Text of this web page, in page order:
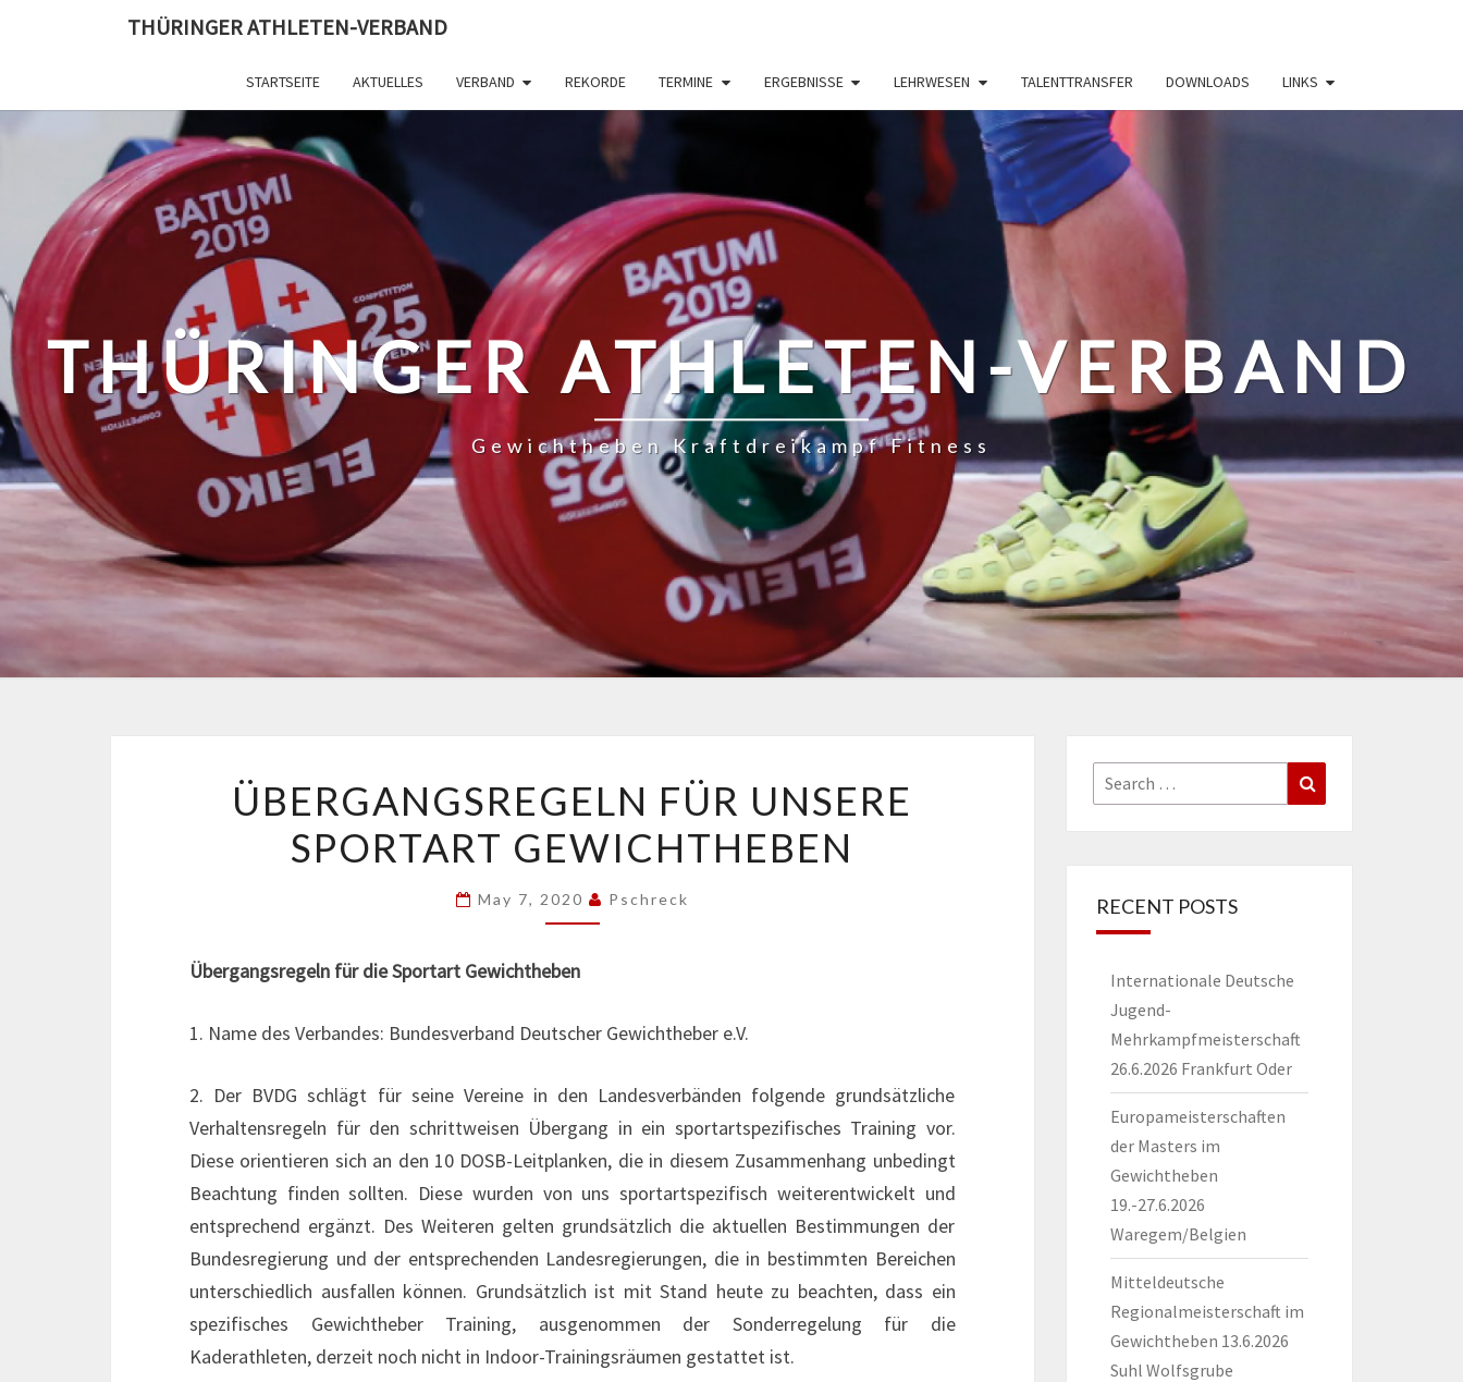
THÜRINGER ATHLETEN-VERBAND
STARTSEITE AKTUELLES VERBAND REKORDE TERMINE ERGEBNISSE LEHRWESEN TALENTTRANSFER DOWNLOADS LINKS
THÜRINGER ATHLETEN-VERBAND
Gewichtheben Kraftdreikampf Fitness
FÜR
UNSERE
SPORTART
GEWICHTHEBEN
ÜBERGANGSREGELN FÜR UNSERE
SPORTART GEWICHTHEBEN
May 7, 2020 Pschreck
Übergangsregeln für die Sportart Gewichtheben
1. Name des Verbandes: Bundesverband Deutscher Gewichtheber e.V.
2. Der BVDG schlägt für seine Vereine in den Landesverbänden folgende grundsätzliche
Verhaltensregeln für den schrittweisen Übergang in ein sportartspezifisches Training vor.
Diese orientieren sich an den 10 DOSB-Leitplanken, die in diesem Zusammenhang unbedingt
Beachtung finden sollten. Diese wurden von uns sportartspezifisch weiterentwickelt und
entsprechend ergänzt. Des Weiteren gelten grundsätzlich die aktuellen Bestimmungen der
Bundesregierung und der entsprechenden Landesregierungen, die in bestimmten Bereichen
unterschiedlich ausfallen können. Grundsätzlich ist mit Stand heute zu beachten, dass ein
spezifisches Gewichtheber Training, ausgenommen der Sonderregelung für die
Kaderathleten, derzeit noch nicht in Indoor-Trainingsräumen gestattet ist.
Search
for:
RECENT POSTS
Internationale Deutsche
Jugend-
Mehrkampfmeisterschaft
26.6.2026 Frankfurt Oder
Europameisterschaften
der Masters im
Gewichtheben
19.-27.6.2026
Waregem/Belgien
Mitteldeutsche
Regionalmeisterschaft im
Gewichtheben 13.6.2026
Suhl Wolfsgrube